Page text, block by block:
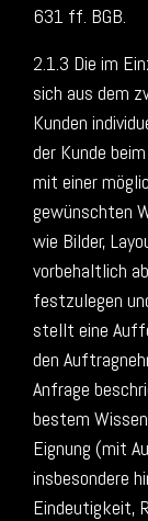
631 ff. BGB.
2.1.3 Die im
sich aus dem
Kunden
der Kunde
mit einer
gewünschten
wie Bilder,
vorbehaltlich
festzulegen
stellt eine
den
Anfrage
bestem
Eignung (mit
insbesondere
Eindeutigkeit,